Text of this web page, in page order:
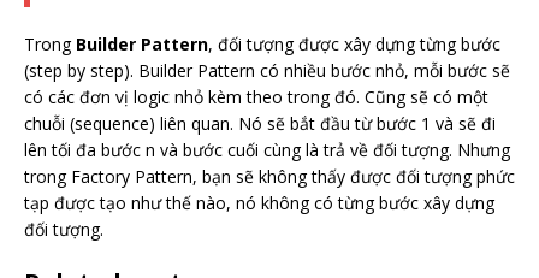
Trong Builder Pattern, đối tượng được xây dựng từng bước
(step by step). Builder Pattern có nhiều bước nhỏ, mỗi bước sẽ
có các đơn vị logic nhỏ kèm theo trong đó. Cũng sẽ có một
chuỗi (sequence) liên quan. Nó sẽ bắt đầu từ bước 1 và sẽ đi
lên tối đa bước n và bước cuối cùng là trả về đối tượng. Nhưng
trong Factory Pattern, bạn sẽ không thấy được đối tượng phức
tạp được tạo như thế nào, nó không có từng bước xây dựng
đối tượng.